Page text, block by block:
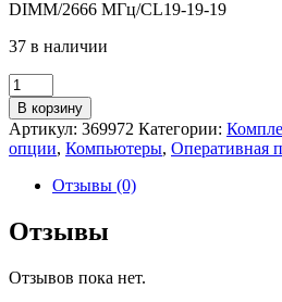
DIMM/2666 МГц/CL19-19-19
37 в наличии
Количество
товара
Оперативная
память
Dahua
DHI-
C300U16G26
В корзину
Артикул: 369972 Категории:
опции, Компьютеры, Оперативная
Отзывы (0)
Отзывы
Отзывов пока нет.